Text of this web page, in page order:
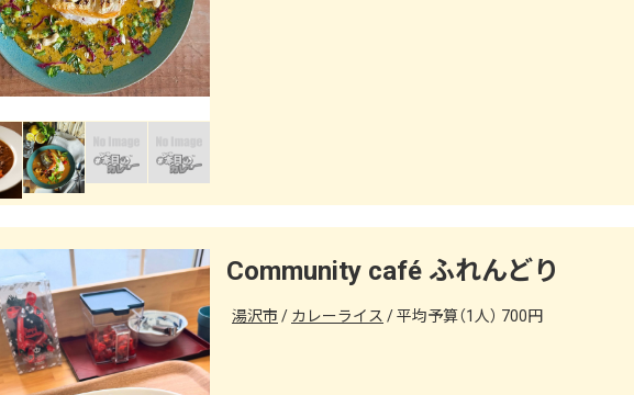
Community café ふれんどり
湯沢市 カレーライス 平均予算（1人） 700円